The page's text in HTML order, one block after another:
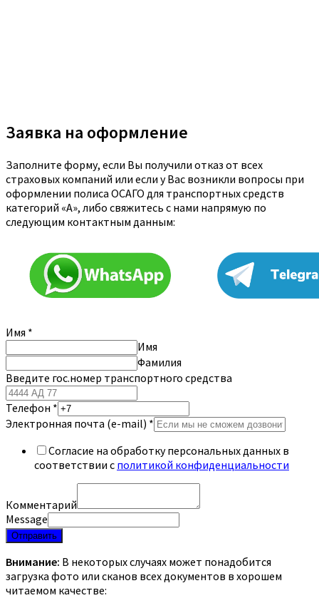
Заявка на оформление
Заполните форму, если Вы получили отказ от всех
страховых компаний или если у Вас возникли вопросы при
оформлении полиса ОСАГО для транспортных средств
категорий «A», либо свяжитесь с нами напрямую по
следующим контактным данным:
Имя *
Имя
Фамилия
Введите гос.номер транспортного средства
Телефон *
Электронная почта (e-mail) *
Согласие на обработку персональных данных в
соответствии с политикой конфиденциальности
Комментарий
Message
Отправить
Внимание: В некоторых случаях может понадобится
загрузка фото или сканов всех документов в хорошем
читаемом качестве: